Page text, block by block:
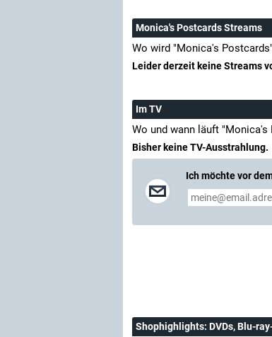
Monica's Postcards Streams
Wo wird "Monica's
Leider derzeit keine Streams
Im TV
Wo und wann läuft
Bisher keine TV-Ausstrahlung.
Ich möchte vor
Shophighlights: DVDs, Blu-